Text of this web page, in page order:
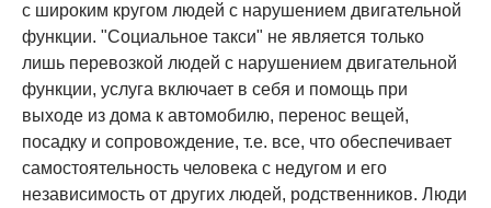
с широким кругом людей с нарушением двигательной
функции. "Социальное такси" не является только
лишь перевозкой людей с нарушением двигательной
функции, услуга включает в себя и помощь при
выходе из дома к автомобилю, перенос вещей,
посадку и сопровождение, т.е. все, что обеспечивает
самостоятельность человека с недугом и его
независимость от других людей, родственников. Люди